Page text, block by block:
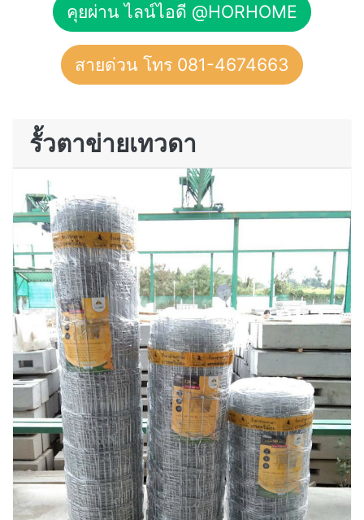
คุยผ่าน ไลน์ไอดี @HORHOME
สายด่วน โทร 081-4674663
รั้วตาข่ายเทวดา